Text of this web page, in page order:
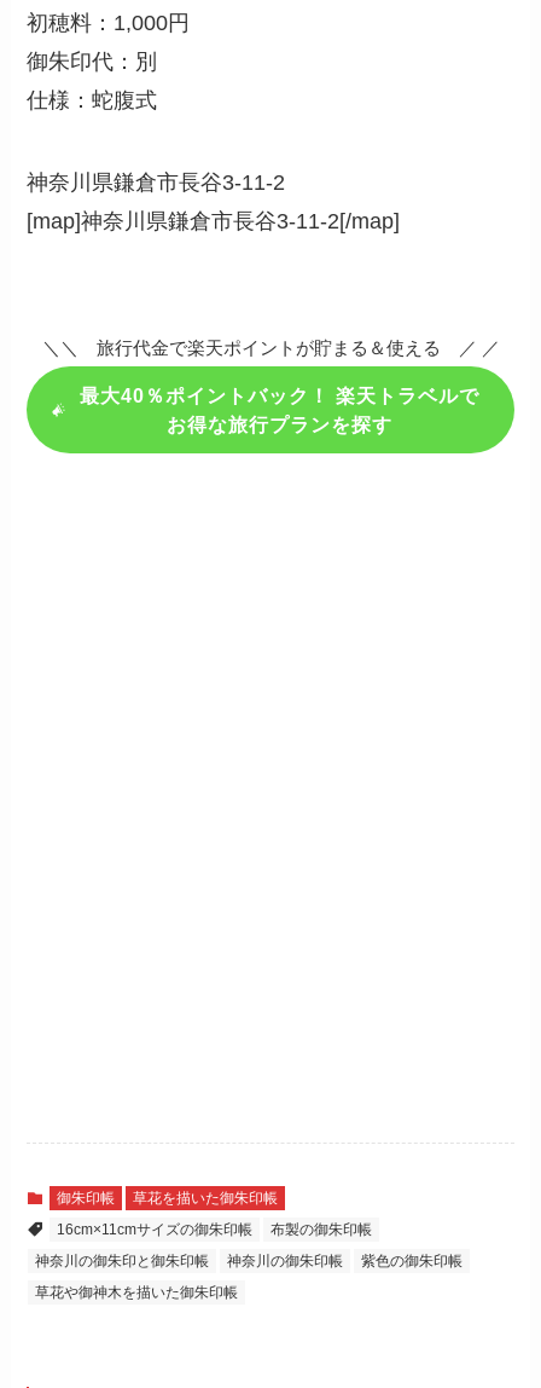
初穂料：1,000円
御朱印代：別
仕様：蛇腹式
神奈川県鎌倉市長谷3-11-2
[map]神奈川県鎌倉市長谷3-11-2[/map]
＼＼ 旅行代金で楽天ポイントが貯まる＆使える ／ ／
最大40％ポイントバック！ 楽天トラベルで
お得な旅行プランを探す
御朱印帳
草花を描いた御朱印帳
16cm×11cmサイズの御朱印帳
布製の御朱印帳
神奈川の御朱印と御朱印帳
神奈川の御朱印帳
紫色の御朱印帳
草花や御神木を描いた御朱印帳